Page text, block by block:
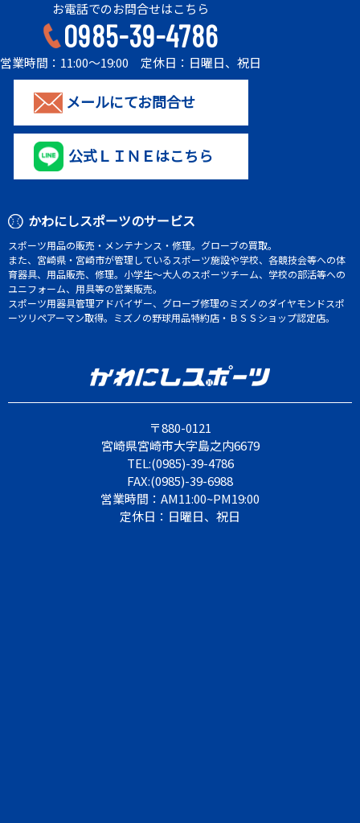
お電話でのお問合せはこちら
0985-39-4786
営業時間：11:00～19:00 定休日：日曜日、祝日
メールにてお問合せ
公式ＬＩＮＥはこちら
かわにしスポーツのサービス
スポーツ用品の販売・メンテナンス・修理。グローブの買取。
また、宮崎県・宮崎市が管理しているスポーツ施設や学校、各競技会等への体
育器具、用品販売、修理。小学生～大人のスポーツチーム、学校の部活等への
ユニフォーム、用具等の営業販売。
スポーツ用器具管理アドバイザー、グローブ修理のミズノのダイヤモンドスポ
ーツリペアーマン取得。ミズノの野球用品特約店・ＢＳＳショップ認定店。
〒880-0121
宮崎県宮崎市大字島之内6679
TEL:(0985)-39-4786
FAX:(0985)-39-6988
営業時間：AM11:00~PM19:00
定休日：日曜日、祝日